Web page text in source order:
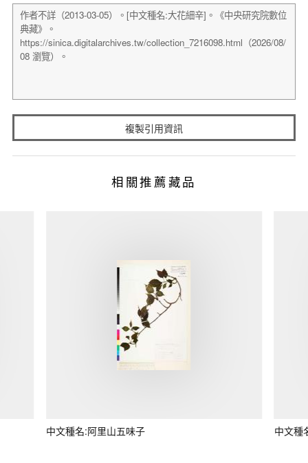
複製引用資訊
相關推薦藏品
中文種名:阿里山五味子 中文種